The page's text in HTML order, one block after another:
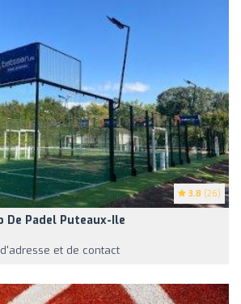
3.8 (26)
De Padel Puteaux-Ile
et de contact